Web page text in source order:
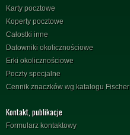
Karty pocztowe
Koperty pocztowe
Całostki inne
Datowniki okolicznościowe
Erki okolicznościowe
Poczty specjalne
Cennik znaczków wg katalogu Fischer
Kontakt, publikacje
Formularz kontaktowy